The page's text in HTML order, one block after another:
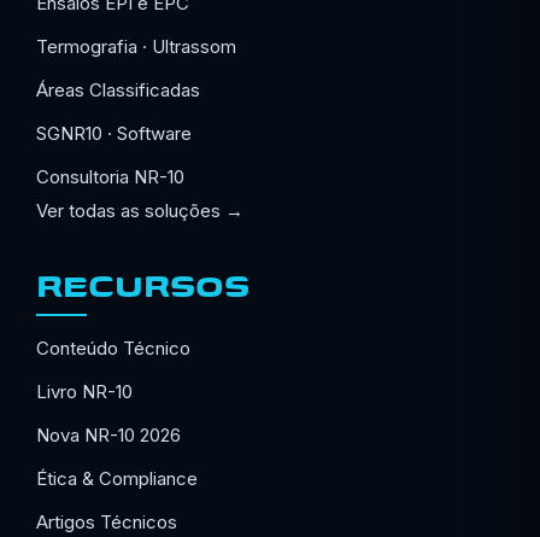
Termografia · Ultrassom
Áreas Classificadas
SGNR10 · Software
Consultoria NR-10
Ver todas as soluções →
RECURSOS
Conteúdo Técnico
Livro NR-10
Nova NR-10 2026
Ética & Compliance
Artigos Técnicos